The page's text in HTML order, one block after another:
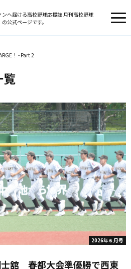
ンへ届ける高校野球応援誌 月刊高校野球
公式ページです。
！ - Part 2
覧
2026年６月号
士舘 春都大会準優勝で西東